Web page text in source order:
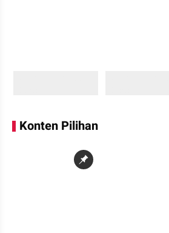
Konten Pilihan